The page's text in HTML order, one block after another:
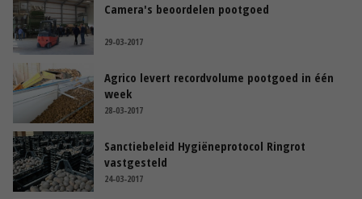
Camera's beoordelen pootgoed
29-03-2017
Agrico levert recordvolume pootgoed in één
week
28-03-2017
Sanctiebeleid Hygiëneprotocol Ringrot
vastgesteld
24-03-2017